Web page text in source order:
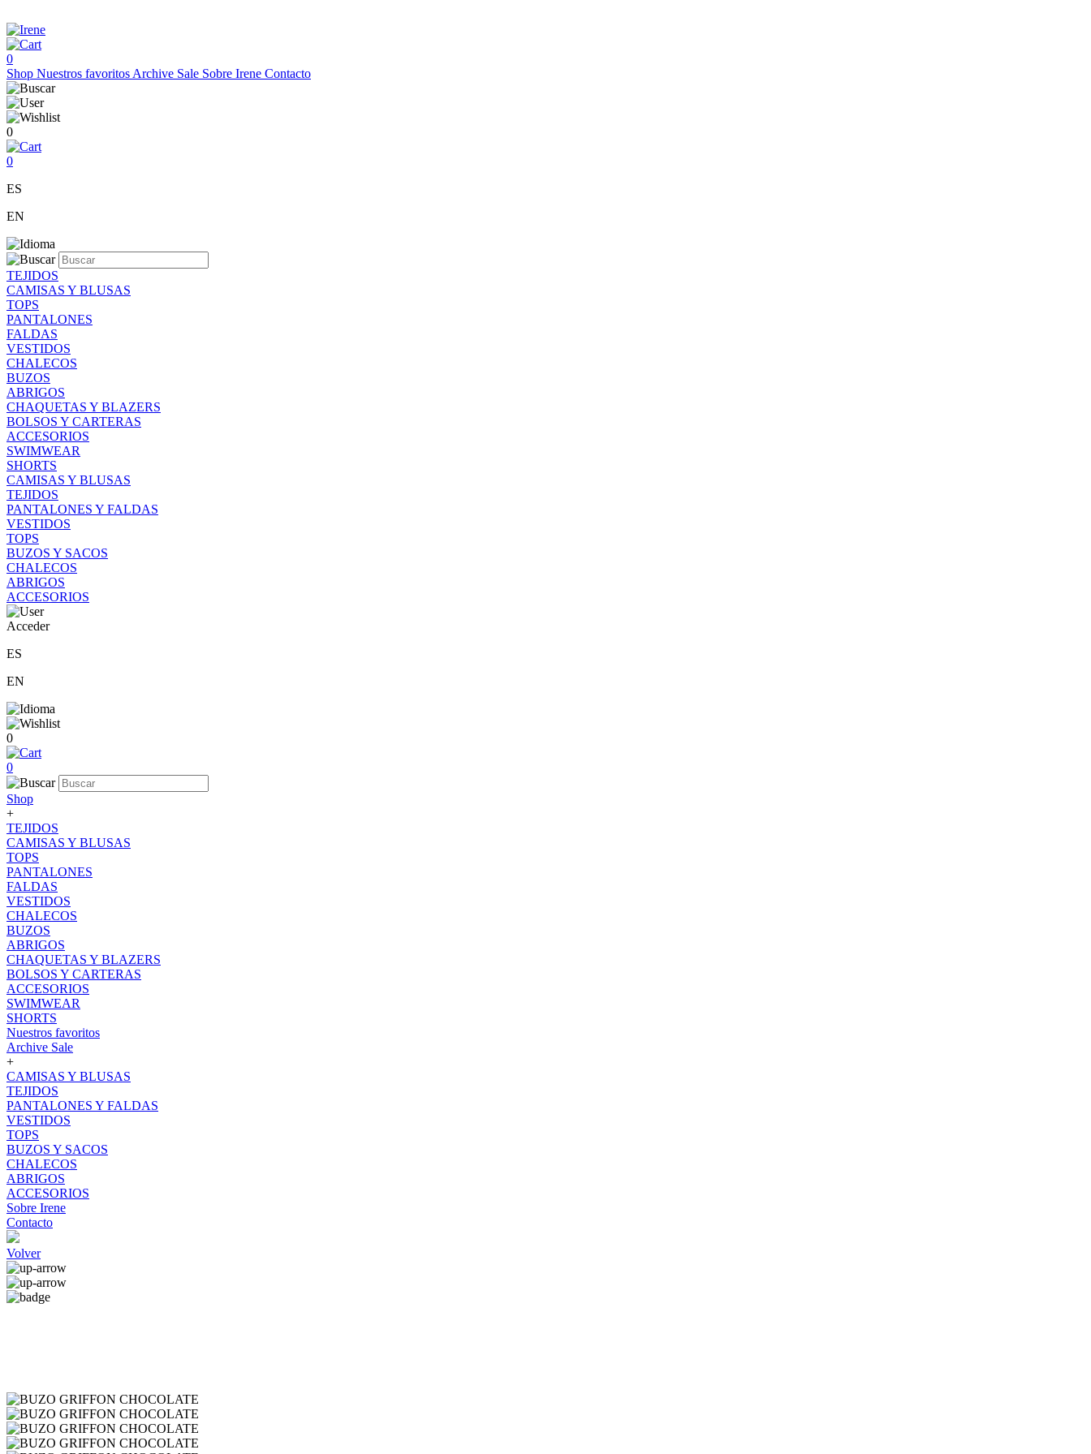
0
Shop Nuestros favoritos Archive Sale Sobre Irene Contacto
0
0
ES
EN
TEJIDOS
CAMISAS Y BLUSAS
TOPS
PANTALONES
FALDAS
VESTIDOS
CHALECOS
BUZOS
ABRIGOS
CHAQUETAS Y BLAZERS
BOLSOS Y CARTERAS
ACCESORIOS
SWIMWEAR
SHORTS
CAMISAS Y BLUSAS
TEJIDOS
PANTALONES Y FALDAS
VESTIDOS
TOPS
BUZOS Y SACOS
CHALECOS
ABRIGOS
ACCESORIOS
Acceder
ES
EN
0
0
Shop
+
TEJIDOS
CAMISAS Y BLUSAS
TOPS
PANTALONES
FALDAS
VESTIDOS
CHALECOS
BUZOS
ABRIGOS
CHAQUETAS Y BLAZERS
BOLSOS Y CARTERAS
ACCESORIOS
SWIMWEAR
SHORTS
Nuestros favoritos
Archive Sale
+
CAMISAS Y BLUSAS
TEJIDOS
PANTALONES Y FALDAS
VESTIDOS
TOPS
BUZOS Y SACOS
CHALECOS
ABRIGOS
ACCESORIOS
Sobre Irene
Contacto
Volver